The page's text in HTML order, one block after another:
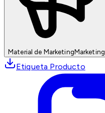
Material de MarketingMarketing
Etiqueta Producto